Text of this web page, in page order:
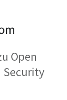
Open
Security